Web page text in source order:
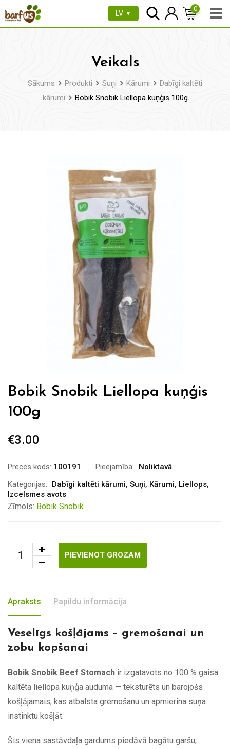
uz
LV ▼
0
Veikals
Sākums Produkti Suņi Kārumi
Dabīgi kaltēti
kārumi
Bobik Snobik Liellopa kuņģis 100g
Bobik Snobik Liellopa kuņģis
100g
€3.00
Preces kods: 100191 Pieejamība:
Noliktavā
Kategorijas:
Dabīgi kaltēti kārumi, Suņi, Kārumi, Liellops,
Izcelsmes avots
Zīmols: Bobik Snobik
PIEVIENOT GROZAM
Apraksts Papildu informācija
Veselīgs košļājams – gremošanai un
zobu kopšanai
Bobik Snobik Beef Stomach ir izgatavots no 100 % gaisa
kaltēta liellopa kuņģa auduma — teksturēts un barojošs
košļājamais, kas atbalsta gremošanu un apmierina suņa
instinktu košļāt.
Šis viena sastāvdaļa gardums piedāvā bagātu garšu,